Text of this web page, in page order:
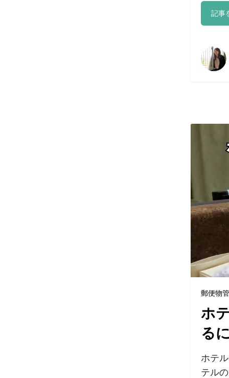
記事
郵便物
ホ
る
ホテ
テル